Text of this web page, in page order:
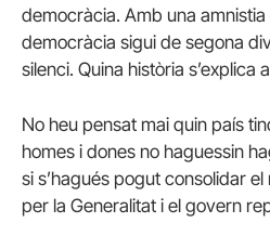
democràcia. Amb una
democràcia sigui de segona
silenci. Quina història s’explica
No heu pensat mai quin país
homes i dones no haguessin
si s’hagués pogut consolidar
per la Generalitat i el govern